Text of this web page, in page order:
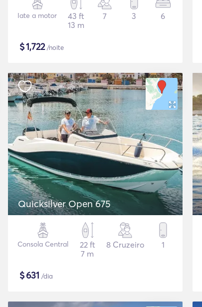
Iate a motor
43 ft
13 m
7 3 6
$1,722/noite
Quicksilver Open 675
Consola Central
22 ft
7 m
8 Cruzeiro 1
$631 /dia